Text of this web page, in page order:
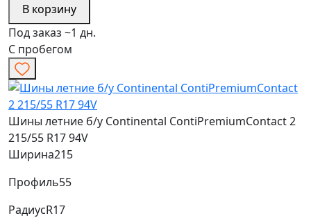
В корзину
Под заказ ~1 дн.
С пробегом
Шины летние б/у Continental ContiPremiumContact 2
215/55 R17 94V
Ширина215
Профиль55
РадиусR17